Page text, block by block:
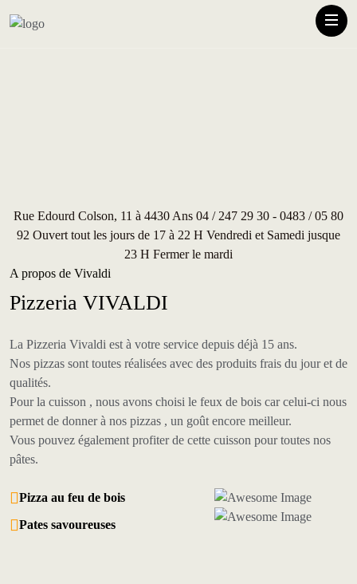
Rue Edourd Colson, 11 à 4430 Ans 04 / 247 29 30 - 0483 / 05 80
92 Ouvert tout les jours de 17 à 22 H Vendredi et Samedi jusque
23 H Fermer le mardi
A propos de Vivaldi
Pizzeria VIVALDI
La Pizzeria Vivaldi est à votre service depuis déjà 15 ans.
Nos pizzas sont toutes réalisées avec des produits frais du jour et de
qualités.
Pour la cuisson , nous avons choisi le feux de bois car celui-ci nous
permet de donner à nos pizzas , un goût encore meilleur.
Vous pouvez également profiter de cette cuisson pour toutes nos
pâtes.
Pizza au feu de bois
Pates savoureuses